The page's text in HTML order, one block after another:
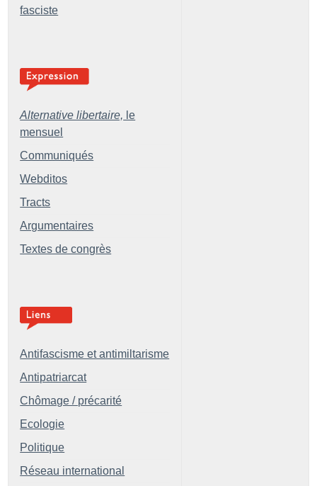
fasciste
Alternative libertaire, le
mensuel
Communiqués
Webditos
Tracts
Argumentaires
Textes de congrès
Antifascisme et antimiltarisme
Antipatriarcat
Chômage / précarité
Ecologie
Politique
Réseau international